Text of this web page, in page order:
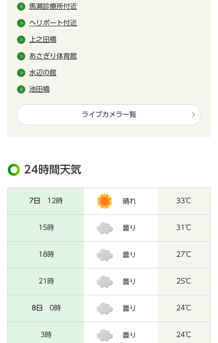
馬瀬診療所付近
ヘリポート付近
上之田橋
あさぎり体育館
水辺の館
池田橋
ライブカメラ一覧
24時間天気
7日 12時 晴れ 33℃
15時 曇り 31℃
18時 曇り 27℃
21時 曇り 25℃
8日 0時 曇り 24℃
3時 曇り 24℃